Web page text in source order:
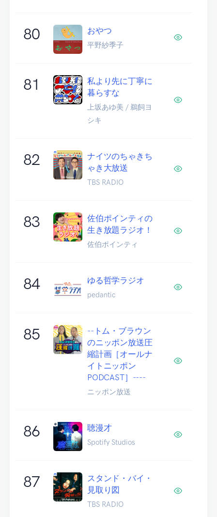
80 おやつ
平野紗季子
81
私より先に丁寧に
暮らすな
上坂あゆ美 / 鵜飼ヨ
シキ
82
ナイツのちゃきち
ゃき大放送
TBS RADIO
83
佐伯ポインティの
生き放題ラジオ！
佐伯ポインティ
84 ゆる哲学ラジオ
pedantic
85
--トム・ブラウン
のニッポン放送圧
縮計画［オールナ
イトニッポン
PODCAST］----
ニッポン放送
86 聴漫才
Spotify Studios
87
スタンド・バイ・
見取り図
TBS RADIO